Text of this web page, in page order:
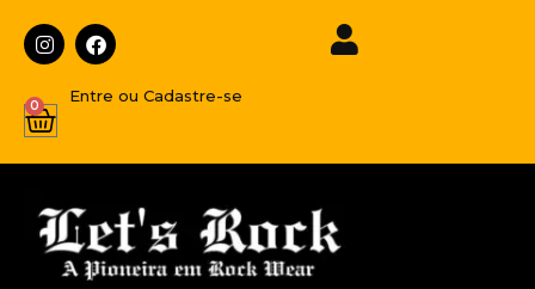
Entre ou Cadastre-se
0